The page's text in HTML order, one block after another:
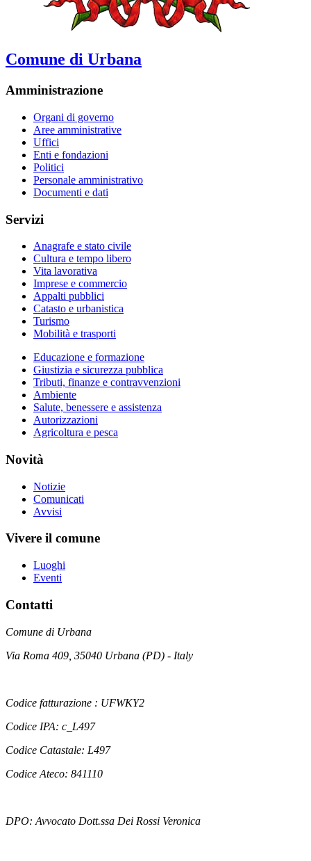
Comune di Urbana
Amministrazione
Organi di governo
Aree amministrative
Uffici
Enti e fondazioni
Politici
Personale amministrativo
Documenti e dati
Servizi
Anagrafe e stato civile
Cultura e tempo libero
Vita lavorativa
Imprese e commercio
Appalti pubblici
Catasto e urbanistica
Turismo
Mobilità e trasporti
Educazione e formazione
Giustizia e sicurezza pubblica
Tributi, finanze e contravvenzioni
Ambiente
Salute, benessere e assistenza
Autorizzazioni
Agricoltura e pesca
Novità
Notizie
Comunicati
Avvisi
Vivere il comune
Luoghi
Eventi
Contatti
Comune di Urbana
Via Roma 409, 35040 Urbana (PD) - Italy
Codice fatturazione : UFWKY2
Codice IPA: c_L497
Codice Catastale: L497
Codice Ateco: 841110
DPO: Avvocato Dott.ssa Dei Rossi Veronica